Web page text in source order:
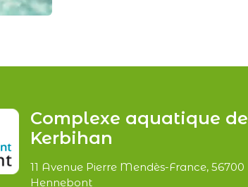
Complexe aquatique de
Kerbihan
11 Avenue Pierre Mendès-France, 56700
Hennebont